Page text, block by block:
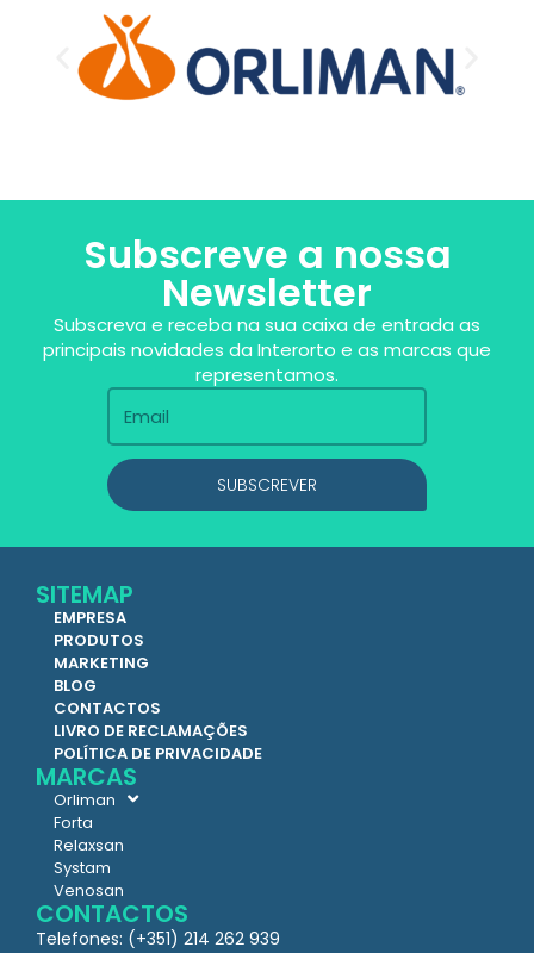
Subscreve a nossa
Newsletter
Subscreva e receba na sua caixa de entrada as
principais novidades da Interorto e as marcas que
representamos.
SUBSCREVER
SITEMAP
EMPRESA
PRODUTOS
MARKETING
BLOG
CONTACTOS
LIVRO DE RECLAMAÇÕES
POLÍTICA DE PRIVACIDADE
MARCAS
Orliman
Forta
Relaxsan
Systam
Venosan
CONTACTOS
Telefones: (+351) 214 262 939